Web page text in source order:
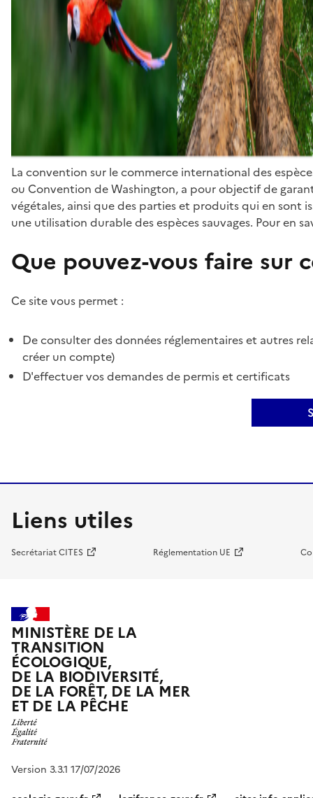
La convention sur le commerce international des
ou Convention de Washington, a pour objectif de
végétales, ainsi que des parties et produits qui en sont
une utilisation durable des espèces sauvages. Pour en
Que pouvez-vous faire sur
Ce site vous permet :
De consulter des données réglementaires et autres
créer un compte)
D'effectuer vos demandes de permis et certificats
Liens utiles
Secrétariat CITES Réglementation UE
MINISTÈRE DE LA
TRANSITION
ÉCOLOGIQUE,
DE LA BIODIVERSITÉ,
DE LA FORÊT, DE LA MER
ET DE LA PÊCHE
Version 3.3.1 17/07/2026